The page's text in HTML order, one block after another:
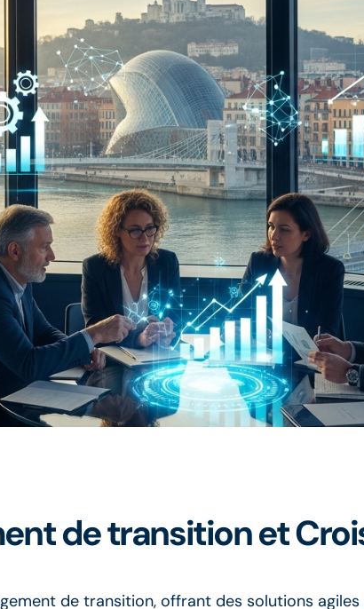
de transition et
de transition, offrant des solutions